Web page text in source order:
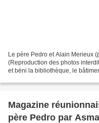
Le père Pedro et Alain Merieux
(Reproduction des photos
et béni la bibliothèque, le
Magazine
père Pedro par